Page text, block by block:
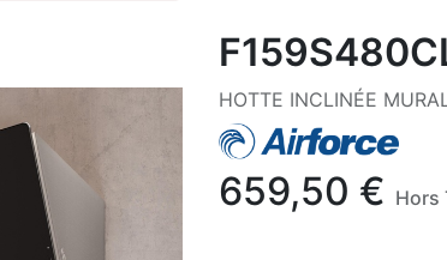
HOTTE INCLINÉE
659,50 € Hors